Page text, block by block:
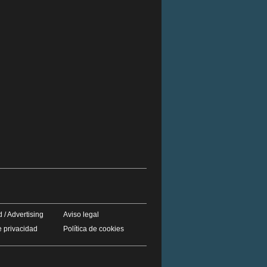
/ Advertising
privacidad
Aviso legal
Política de cookies